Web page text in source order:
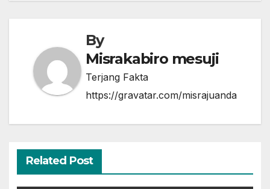
By
Misrakabiro mesuji
Terjang Fakta
https://gravatar.com/misrajuanda
Related Post